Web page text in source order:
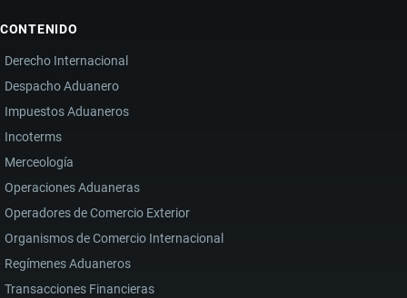
CONTENIDO
Derecho Internacional
Despacho Aduanero
Impuestos Aduaneros
Incoterms
Merceología
Operaciones Aduaneras
Operadores de Comercio Exterior
Organismos de Comercio Internacional
Regímenes Aduaneros
Transacciones Financieras